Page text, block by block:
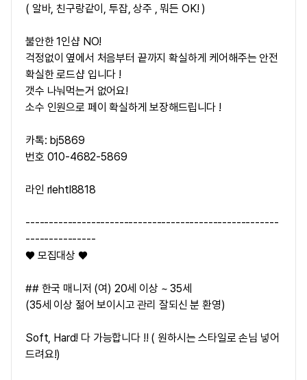
( 알바, 친구랑같이, 투잡, 상주 , 뭐든 OK! )
불안한 1인샵 NO!
걱정없이 옆에서 처음부터 끝까지 확실하게 케어해주는 안전
확실한 로드샵 입니다 !
갯수 나눠먹는거 없어요!
소수 인원으로 페이 확실하게 보장해드립니다 !
카톡: bj5869
번호 010-4682-5869
라인 rlehtl8818
------------------------------------------------------
---------------
♥ 모집대상 ♥
## 한국 매니저 (여) 20세 이상 ~ 35세
(35세 이상 젊어 보이시고 관리 잘되신 분 환영)
Soft, Hard! 다 가능합니다 !! ( 원하시는 스타일로 손님 넣어
드려요!)